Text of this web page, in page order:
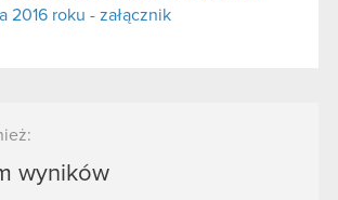
2016 roku - załącznik
wyników